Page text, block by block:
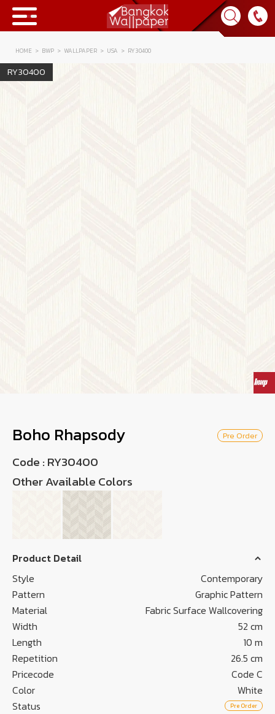
Collection
HOME BWP WALLPAPER USA RY30400
RY30400
Boho Rhapsody Pre Order
Code : RY30400
Other Available Colors
Product Detail
Style
Contemporary
Pattern
Graphic Pattern
Material
Fabric Surface Wallcovering
Width
52 cm
Length
10 m
Repetition
26.5 cm
Pricecode
Code C
Color
White
Status
Pre Order